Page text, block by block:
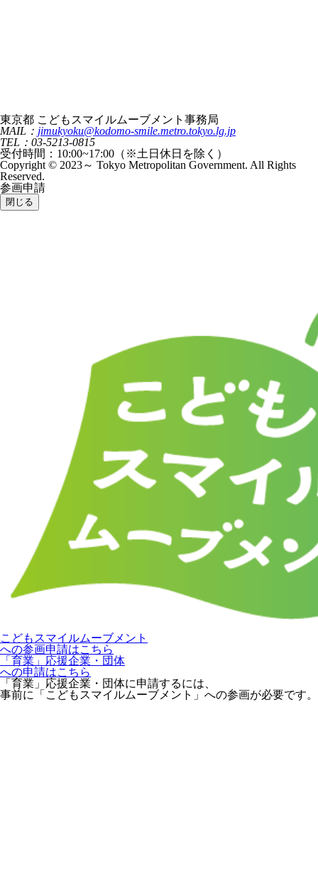
東京都 こどもスマイルムーブメント事務局
MAIL： jimukyoku@kodomo-smile.metro.tokyo.lg.jp
TEL：03-5213-0815
受付時間：10:00~17:00（※土日休日を除く）
Copyright © 2023～ Tokyo Metropolitan Government. All Rights
Reserved.
参画申請
閉じる
こどもスマイルムーブメント
への参画申請はこちら
「育業」応援企業・団体
への申請はこちら
「育業」応援企業・団体に申請するには、
事前に「こどもスマイルムーブメント」への参画が必要です。